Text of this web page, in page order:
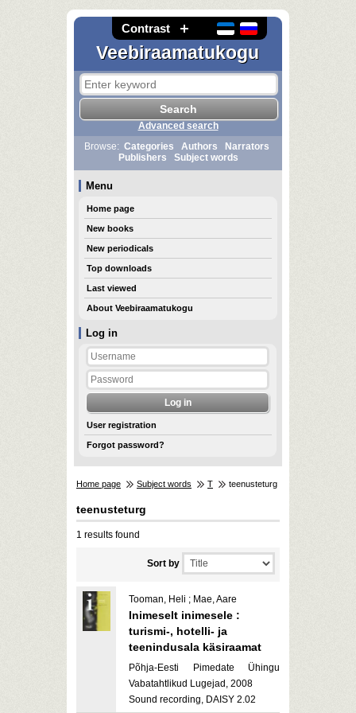
Contrast
Veebiraamatukogu
Log in
User registration
Forgot password?
Advanced search
Browse: Categories Authors
Narrators
Publishers
Subject words
Menu
Home page
New books
New periodicals
Top downloads
Last viewed
About Veebiraamatukogu
Home page Subject words T teenusteturg
teenusteturg
1 results found
Sort by
Tooman, Heli ; Mae, Aare
Inimeselt inimesele :
turismi-, hotelli- ja
teenindusala käsiraamat
Põhja-Eesti Pimedate Ühingu
Vabatahtlikud Lugejad, 2008
Sound recording, DAISY 2.02